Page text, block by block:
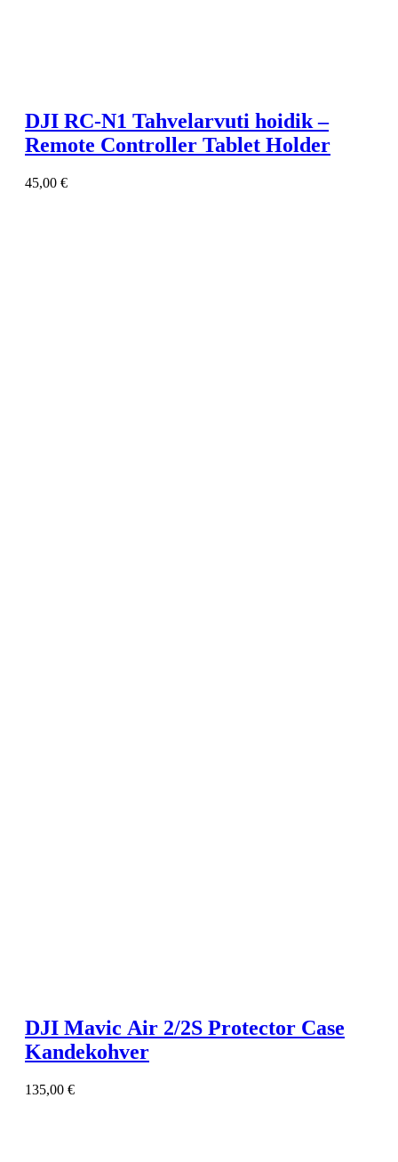
DJI RC-N1 Tahvelarvuti hoidik –
Remote Controller Tablet Holder
45,00 €
DJI Mavic Air 2/2S Protector Case
Kandekohver
135,00 €